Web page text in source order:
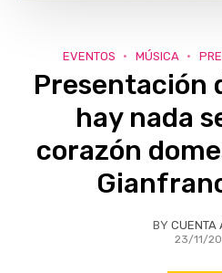
EVENTOS MÚSICA
Presentación
hay nada
corazón
BY CUENTA
23/11/